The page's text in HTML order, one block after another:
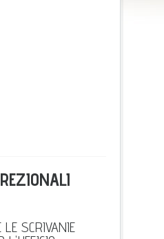
LE SCRIVANIE